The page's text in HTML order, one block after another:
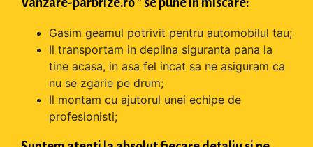
Vanzare-parbrize.ro " se pune in miscare:
Gasim geamul potrivit pentru automobilul tau;
Il transportam in deplina siguranta pana la
tine acasa, in asa fel incat sa ne asiguram ca
nu se zgarie pe drum;
Il montam cu ajutorul unei echipe de
profesionisti;